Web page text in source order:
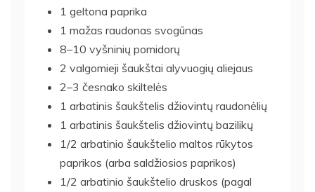
1 geltona paprika
1 mažas raudonas svogūnas
8–10 vyšninių pomidorų
2 valgomieji šaukštai alyvuogių aliejaus
2–3 česnako skiltelės
1 arbatinis šaukštelis džiovintų raudonėlių
1 arbatinis šaukštelis džiovintų bazilikų
1/2 arbatinio šaukštelio maltos rūkytos
paprikos (arba saldžiosios paprikos)
1/2 arbatinio šaukštelio druskos (pagal